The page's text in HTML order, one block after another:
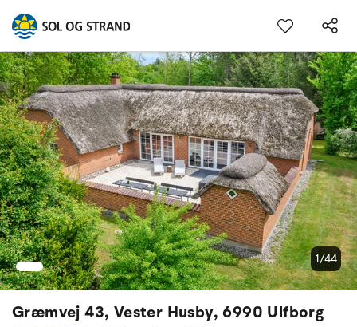
Græmvej 43, Vester Husby, 6990 Ulfborg
1/44